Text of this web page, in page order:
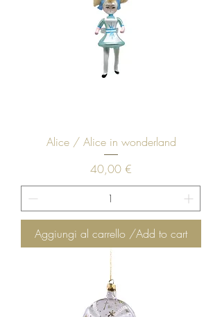
Alice / Alice in wonderland
Prezzo
40,00 €
Aggiungi al carrello /Add to cart